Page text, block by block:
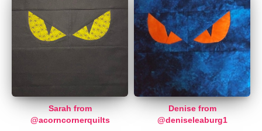
Sarah from
@acorncornerquilts
Denise from
@deniseleaburg1